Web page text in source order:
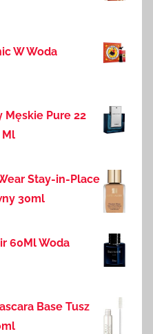
W Woda
Męskie Pure 22
Ml
Stay-in-Place
30ml
60Ml Woda
Base Tusz